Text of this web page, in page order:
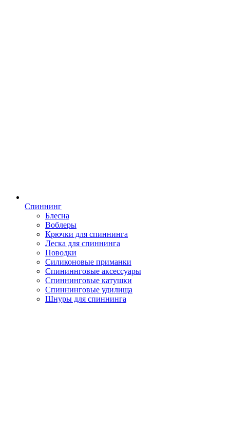
Спиннинг
Блесна
Воблеры
Крючки для спиннинга
Леска для спиннинга
Поводки
Силиконовые приманки
Спининнговые аксессуары
Спиннинговые катушки
Спиннинговые удилища
Шнуры для спиннинга